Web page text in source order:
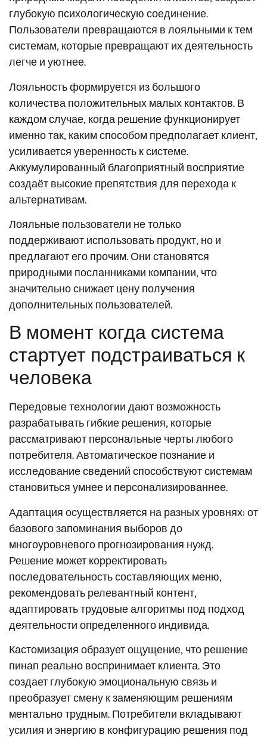
глубокую психологическую соединение.
Пользователи превращаются в лояльными к тем
системам, которые превращают их деятельность
легче и уютнее.
Лояльность формируется из большого
количества положительных малых контактов. В
каждом случае, когда решение функционирует
именно так, каким способом предполагает клиент,
усиливается уверенность к системе.
Аккумулированный благоприятный восприятие
создаёт высокие препятствия для перехода к
альтернативам.
Лояльные пользователи не только
поддерживают использовать продукт, но и
предлагают его прочим. Они становятся
природными посланниками компании, что
значительно снижает цену получения
дополнительных пользователей.
В момент когда система
стартует подстраиваться к
человека
Передовые технологии дают возможность
разрабатывать гибкие решения, которые
рассматривают персональные черты любого
потребителя. Автоматическое познание и
исследование сведений способствуют системам
становиться умнее и персонализированнее.
Адаптация осуществляется на разных уровнях: от
базового запоминания выборов до
многоуровневого прогнозирования нужд.
Решение может корректировать
последовательность составляющих меню,
рекомендовать релевантный контент,
адаптировать трудовые алгоритмы под подход
деятельности определенного индивида.
Кастомизация образует ощущение, что решение
пинап реально воспринимает клиента. Это
создает глубокую эмоциональную связь и
преобразует смену к заменяющим решениям
ментально трудным. Потребители вкладывают
усилия и энергию в конфигурацию решения под